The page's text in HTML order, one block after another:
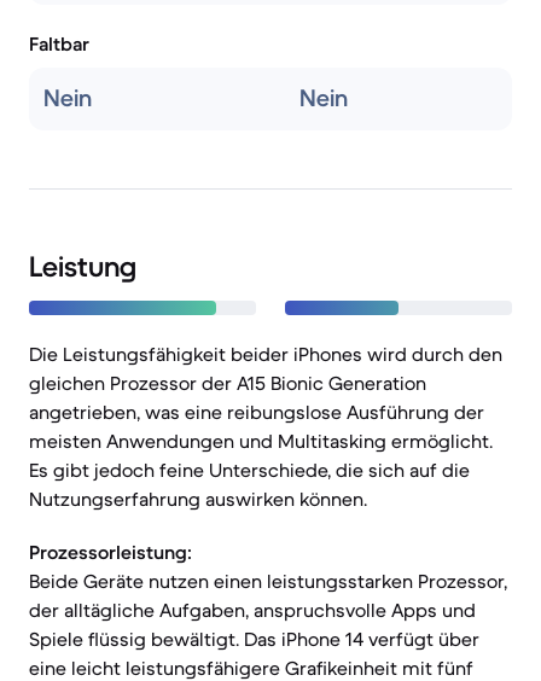
Faltbar
Nein Nein
Leistung
Die Leistungsfähigkeit beider iPhones wird durch den
gleichen Prozessor der A15 Bionic Generation
angetrieben, was eine reibungslose Ausführung der
meisten Anwendungen und Multitasking ermöglicht.
Es gibt jedoch feine Unterschiede, die sich auf die
Nutzungserfahrung auswirken können.
Prozessorleistung:
Beide Geräte nutzen einen leistungsstarken Prozessor,
der alltägliche Aufgaben, anspruchsvolle Apps und
Spiele flüssig bewältigt. Das iPhone 14 verfügt über
eine leicht leistungsfähigere Grafikeinheit mit fünf